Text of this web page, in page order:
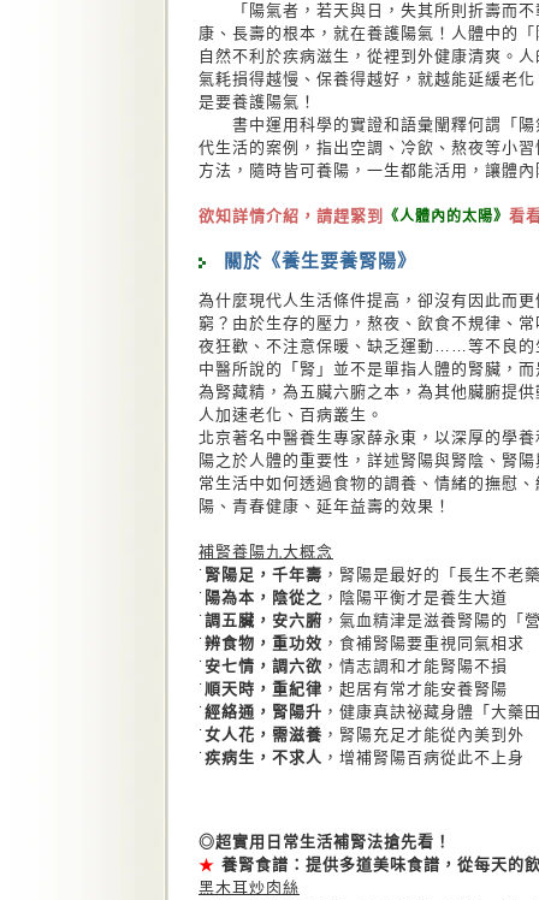
「陽氣者，若天與日，失其所則折壽而不
康、長壽的根本，就在養護陽氣！人體中的
自然不利於疾病滋生，從裡到外健康清爽。
氣耗損得越慢、保養得越好，就越能延緩老
是要養護陽氣！
書中運用科學的實證和語彙闡釋何謂「陽
代生活的案例，指出空調、冷飲、熬夜等小
方法，隨時皆可養陽，一生都能活用，讓體
欲知詳情介紹，請趕緊到 《人體內的太陽》 看
關於《養生要養腎陽》
為什麼現代人生活條件提高，卻沒有因此而
窮？由於生存的壓力，熬夜、飲食不規律、
夜狂歡、不注意保暖、缺乏運動……等不良的
中醫所說的「腎」並不是單指人體的腎臟，
為腎藏精，為五臟六腑之本，為其他臟腑提
人加速老化、百病叢生。
北京著名中醫養生專家薛永東，以深厚的學
陽之於人體的重要性，詳述腎陽與腎陰、腎
常生活中如何透過食物的調養、情緒的撫慰
陽、青春健康、延年益壽的效果！
補腎養陽九大概念
˙ 腎陽足，千年壽 ，腎陽是最好的「長生不老
˙ 陽為本，陰從之 ，陰陽平衡才是養生大道
˙調五臟，安六腑 ，氣血精津是滋養腎陽的「
˙辨食物，重功效 ，食補腎陽要重視同氣相求
˙ 安七情，調六欲 ，情志調和才能腎陽不損
˙順天時，重紀律 ，起居有常才能安養腎陽
˙經絡通，腎陽升 ，健康真訣祕藏身體「大藥
˙女人花，需滋養 ，腎陽充足才能從內美到外
˙疾病生，不求人 ，增補腎陽百病從此不上身
◎超實用日常生活補腎法搶先看！
★ 養腎食譜：提供多道美味食譜，從每天的
黑木耳炒肉絲